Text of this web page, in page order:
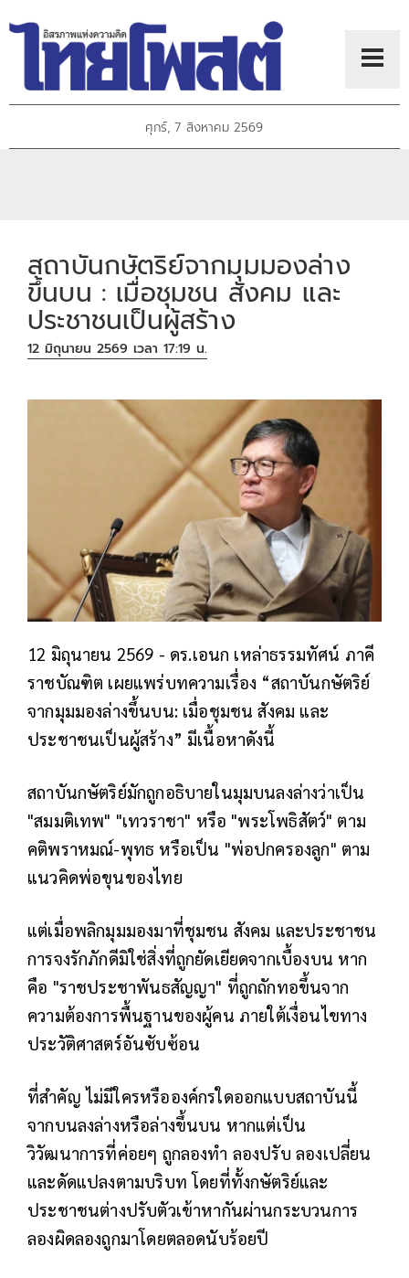
ศุกร์, 7 สิงหาคม 2569
สถาบันกษัตริย์จากมุมมองล่าง
ขึ้นบน : เมื่อชุมชน สังคม และ
ประชาชนเป็นผู้สร้าง
12 มิถุนายน 2569 เวลา 17:19 น.
12 มิถุนายน 2569 - ดร.เอนก เหล่าธรรมทัศน์ ภาคี
ราชบัณฑิต เผยแพร่บทความเรื่อง “สถาบันกษัตริย์
จากมุมมองล่างขึ้นบน: เมื่อชุมชน สังคม และ
ประชาชนเป็นผู้สร้าง” มีเนื้อหาดังนี้
สถาบันกษัตริย์มักถูกอธิบายในมุมบนลงล่างว่าเป็น
"สมมติเทพ" "เทวราชา" หรือ "พระโพธิสัตว์" ตาม
คติพราหมณ์-พุทธ หรือเป็น "พ่อปกครองลูก" ตาม
แนวคิดพ่อขุนของไทย
แต่เมื่อพลิกมุมมองมาที่ชุมชน สังคม และประชาชน
การจงรักภักดีมิใช่สิ่งที่ถูกยัดเยียดจากเบื้องบน หาก
คือ "ราชประชาพันธสัญญา" ที่ถูกถักทอขึ้นจาก
ความต้องการพื้นฐานของผู้คน ภายใต้เงื่อนไขทาง
ประวัติศาสตร์อันซับซ้อน
ที่สำคัญ ไม่มีใครหรือองค์กรใดออกแบบสถาบันนี้
จากบนลงล่างหรือล่างขึ้นบน หากแต่เป็น
วิวัฒนาการที่ค่อยๆ ถูกลองทำ ลองปรับ ลองเปลี่ยน
และดัดแปลงตามบริบท โดยที่ทั้งกษัตริย์และ
ประชาชนต่างปรับตัวเข้าหากันผ่านกระบวนการ
ลองผิดลองถูกมาโดยตลอดนับร้อยปี